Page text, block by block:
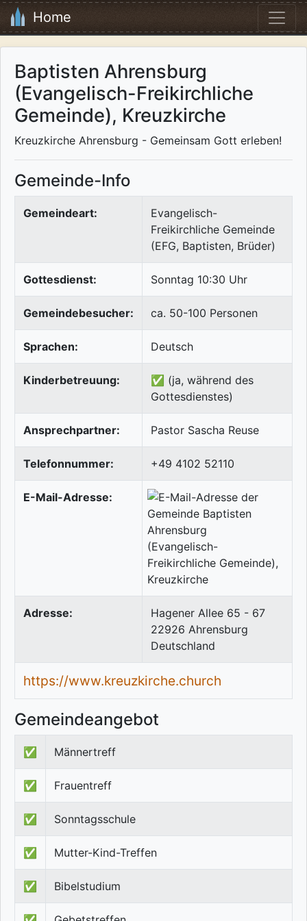
Home
Baptisten Ahrensburg
(Evangelisch-Freikirchliche
Gemeinde), Kreuzkirche
Kreuzkirche Ahrensburg - Gemeinsam Gott erleben!
Gemeinde-Info
Gemeindeart:
Evangelisch-
Freikirchliche Gemeinde
(EFG, Baptisten, Brüder)
Gottesdienst: Sonntag 10:30 Uhr
Gemeindebesucher: ca. 50-100 Personen
Sprachen: Deutsch
Kinderbetreuung:
✅ (ja, während des
Gottesdienstes)
Ansprechpartner: Pastor Sascha Reuse
Telefonnummer: +49 4102 52110
E-Mail-Adresse:
Adresse:
Hagener Allee 65 - 67
22926 Ahrensburg
Deutschland
https://www.kreuzkirche.church
Gemeindeangebot
✅ Männertreff
✅ Frauentreff
✅ Sonntagsschule
✅ Mutter-Kind-Treffen
✅ Bibelstudium